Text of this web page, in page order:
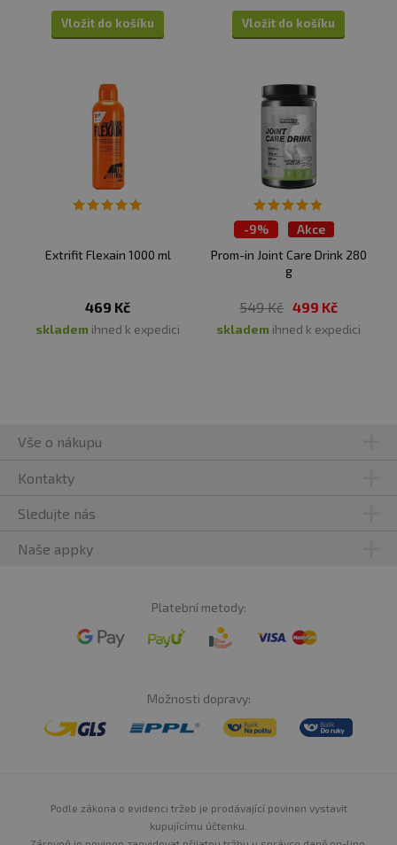
Vložit do košíku Vložit do košíku
Extrifit Flexain 1000 ml
469 Kč
skladem ihned k expedici
-9%
Akce
Prom-in Joint Care Drink 280
g
549 Kč 499 Kč
skladem ihned k expedici
Vše o nákupu
Kontakty
Sledujte nás
Naše appky
Platební metody:
Možnosti dopravy:
Podle zákona o evidenci tržeb je prodávající povinen vystavit
kupujícímu účtenku.